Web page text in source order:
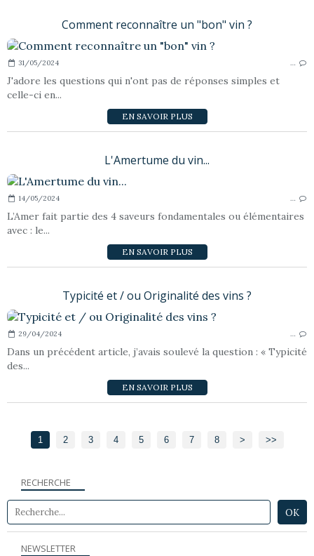
Comment reconnaître un "bon" vin ?
31/05/2024 …
J'adore les questions qui n'ont pas de réponses simples et
celle-ci en...
EN SAVOIR PLUS
L'Amertume du vin...
14/05/2024 …
L’Amer fait partie des 4 saveurs fondamentales ou élémentaires
avec : le...
EN SAVOIR PLUS
Typicité et / ou Originalité des vins ?
29/04/2024 …
Dans un précédent article, j’avais soulevé la question : « Typicité
des...
EN SAVOIR PLUS
1 2 3 4 5 6 7 8 > >>
NEWSLETTER
RECHERCHE